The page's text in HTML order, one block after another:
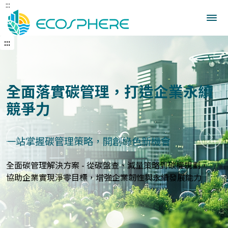
跳
到
中
內
:::
:::
建立企業永續發展藍圖
打造符合國際標準的永續報告與指標體系
永續報告與ESG評估服務 - 精準分析永續績效，規劃符合
GRI、
SASB等國際標準的報告策略，提升企業永續價值與形象
上一張 下一